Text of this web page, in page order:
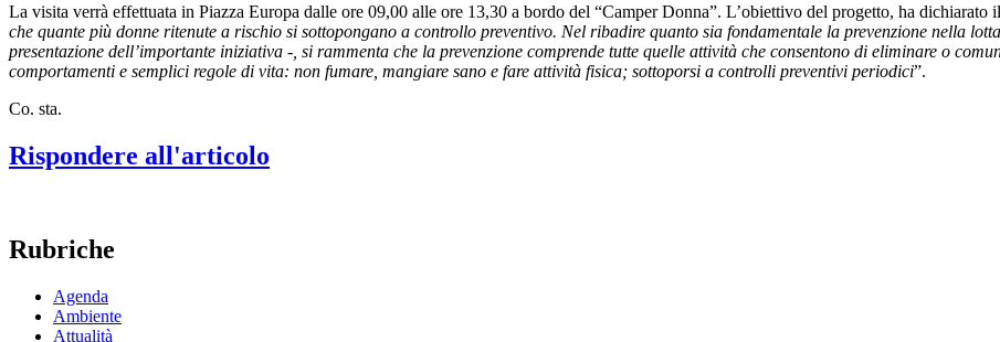
La visita verrà effettuata in Piazza Europa dalle ore 09,00 alle ore 13,30 a bordo del “Camper Donna”. L’obiettivo del progetto, ha dichiarato
che quante più donne ritenute a rischio si sottopongano a controllo preventivo. Nel ribadire quanto sia fondamentale la prevenzione nella
presentazione dell’importante iniziativa -, si rammenta che la prevenzione comprende tutte quelle attività che consentono di eliminare o
comportamenti e semplici regole di vita: non fumare, mangiare sano e fare attività fisica; sottoporsi a controlli preventivi periodici”.
Co. sta.
Rispondere all'articolo
Rubriche
Agenda
Ambiente
Attualità